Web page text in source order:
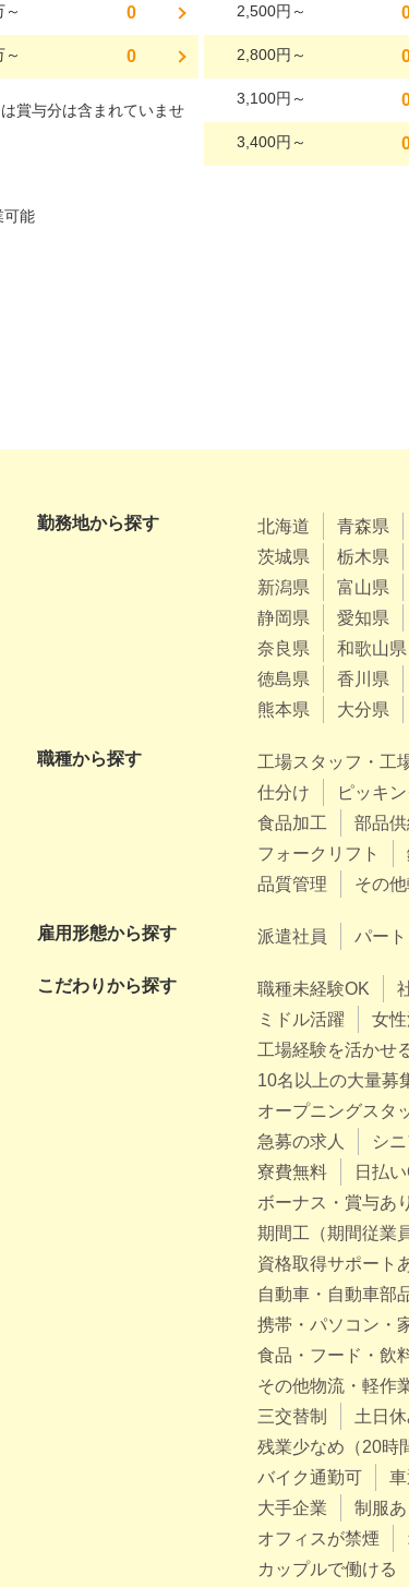
～ 0
～ 0
賞与分は含まれていませ
2,500円～
2,800円～
3,100円～
3,400円～
勤務地から探す 北海道 青森県
茨城県
栃木県
新潟県
富山県
静岡県
愛知県
奈良県
和歌山県
徳島県
香川県
熊本県
大分県
職種から探す 工場スタッフ・工
仕分け
ピッキ
食品加工
部品
フォークリフト
品質管理
その
雇用形態から探す 派遣社員 パー
こだわりから探す 職種未経験OK
ミドル活躍
女
工場経験を活かせ
10名以上の大量募
オープニングスタ
急募の求人
シ
寮費無料
日払
ボーナス・賞与あり
期間工（期間従業
資格取得サポート
自動車・自動車部
携帯・パソコン・
食品・フード・飲
その他物流・軽作
三交替制
土日
残業少なめ（20時
バイク通勤可
大手企業
制服あ
オフィスが禁煙
カップルで働ける